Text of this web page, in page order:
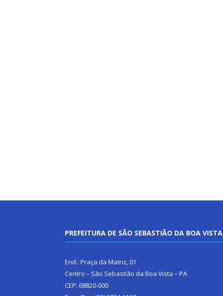
PREFEITURA DE SÃO SEBASTIÃO DA BOA VISTA
End.: Praça da Matriz, 01
Centro – São Sebastião da Boa Vista – PA
CEP: 68820-000